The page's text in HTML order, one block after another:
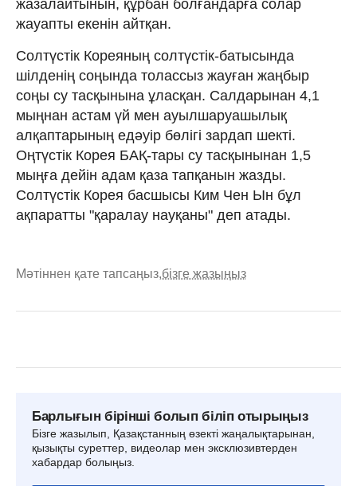
жазалайтынын, құрбан болғандарға солар
жауапты екенін айтқан.
Солтүстік Кореяның солтүстік-батысында
шілденің соңында толассыз жауған жаңбыр
соңы су тасқынына ұласқан. Салдарынан 4,1
мыңнан астам үй мен ауылшаруашылық
алқаптарының едәуір бөлігі зардап шекті.
Оңтүстік Корея БАҚ-тары су тасқынынан 1,5
мыңға дейін адам қаза тапқанын жазды.
Солтүстік Корея басшысы Ким Чен Ын бұл
ақпаратты "қаралау науқаны" деп атады.
Мәтіннен қате тапсаңыз,бізге жазыңыз
Барлығын бірінші болып біліп отырыңыз
Бізге жазылып, Қазақстанның өзекті жаңалықтарынан,
қызықты суреттер, видеолар мен эксклюзивтерден
хабардар болыңыз.